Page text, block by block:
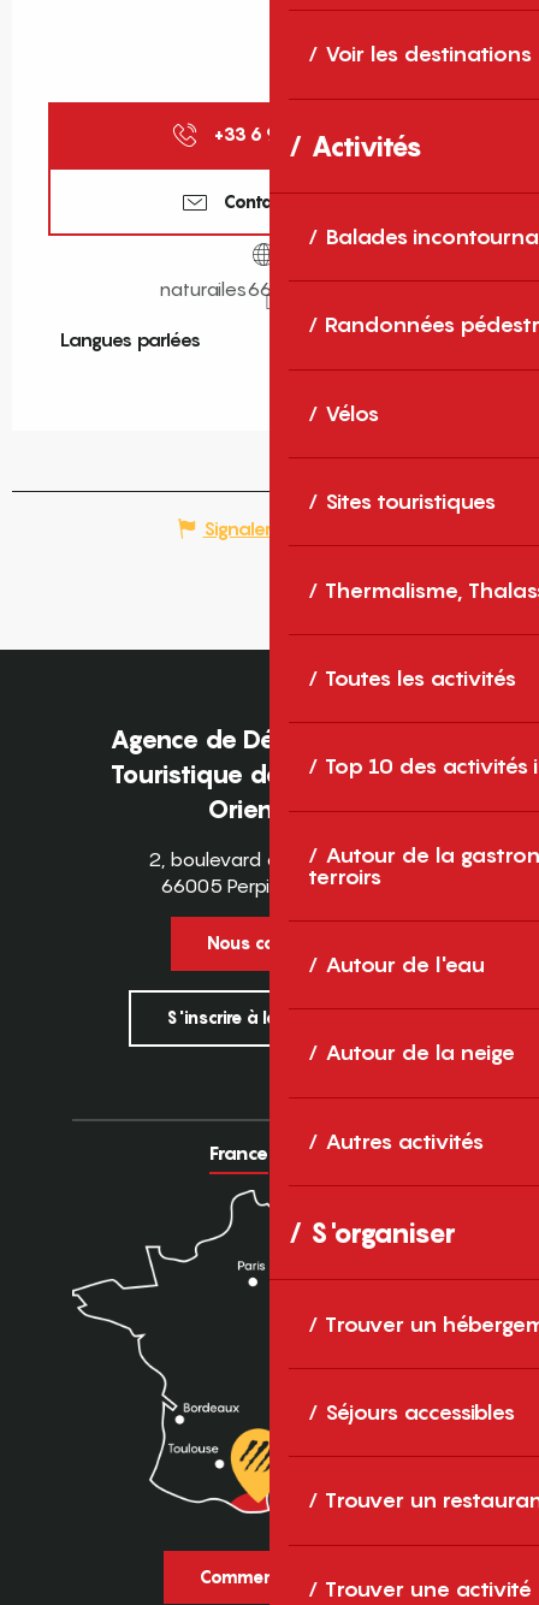
Voir les destinations
Activités
Balades
Randonnées
Vélos
Sites touristiques
Thermalisme,
Toutes les activités
Top 10 des activités
Autour de la
terroirs
Autour de l'eau
Autour de la neige
Autres activités
S'organiser
Trouver un
Séjours accessibles
Trouver un
Trouver une activité
+33 6 95 12 62 ▒▒
Contactez-nous
naturailes66.wixsite.com
Langues parlées
Langues parlées
Signaler une erreur
Agence de Développement
Touristique des Pyrénées-
Orientales
2, boulevard des Pyrénées
66005 Perpignan Cedex
Nous contacter
S'inscrire à la newsletter
France Europe
Comment venir ?